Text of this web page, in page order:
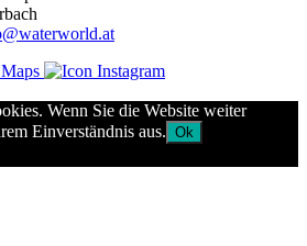
Wenn Sie die Website weiter
Einverständnis aus. Ok